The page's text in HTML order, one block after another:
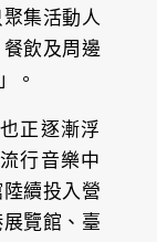
集活動人
飲及周邊
。
正逐漸浮
行音樂中
續投入營
覽館、臺